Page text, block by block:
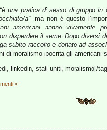
“è una pratica di sesso di gruppo
a”; ma non è questo
americani hanno
disperdere il seme. Dopo
subito raccolto e donato ad
di moralismo ipocrita gli americani
linkedin, stati uniti, moralismo[/
»